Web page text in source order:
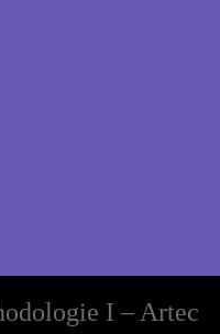
I – Artec